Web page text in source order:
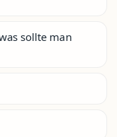
sollte man